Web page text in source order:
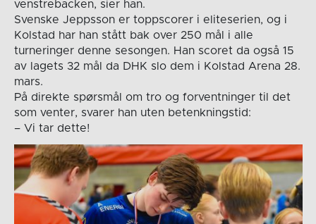
venstrebacken, sier han.
Svenske Jeppsson er toppscorer i eliteserien, og i
Kolstad har han stått bak over 250 mål i alle
turneringer denne sesongen. Han scoret da også 15
av lagets 32 mål da DHK slo dem i Kolstad Arena 28.
mars.
På direkte spørsmål om tro og forventninger til det
som venter, svarer han uten betenkningstid:
– Vi tar dette!